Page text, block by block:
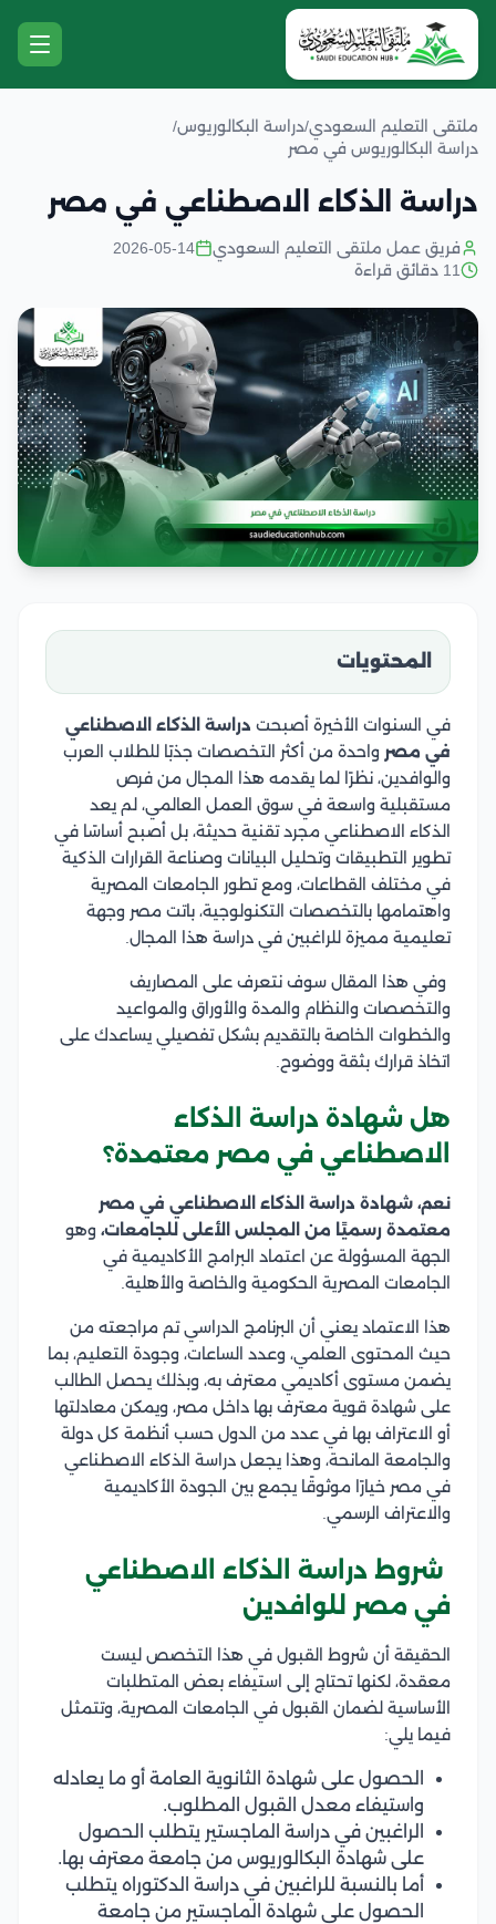
ملتقى التعليم السعودي/دراسة البكالوريوس/
دراسة البكالوريوس في مصر
دراسة الذكاء الاصطناعي في مصر
فريق عمل ملتقى التعليم السعودي
2026-05-14
11 دقائق قراءة
المحتويات
في السنوات الأخيرة أصبحت دراسة الذكاء الاصطناعي
في مصر واحدة من أكثر التخصصات جذبًا للطلاب العرب
والوافدين، نظرًا لما يقدمه هذا المجال من فرص
مستقبلية واسعة في سوق العمل العالمي، لم يعد
الذكاء الاصطناعي مجرد تقنية حديثة، بل أصبح أساسًا في
تطوير التطبيقات وتحليل البيانات وصناعة القرارات الذكية
في مختلف القطاعات، ومع تطور الجامعات المصرية
واهتمامها بالتخصصات التكنولوجية، باتت مصر وجهة
تعليمية مميزة للراغبين في دراسة هذا المجال.
وفي هذا المقال سوف نتعرف على المصاريف
والتخصصات والنظام والمدة والأوراق والمواعيد
والخطوات الخاصة بالتقديم بشكل تفصيلي يساعدك على
اتخاذ قرارك بثقة ووضوح.
هل شهادة دراسة الذكاء
الاصطناعي في مصر معتمدة؟
نعم، شهادة دراسة الذكاء الاصطناعي في مصر
معتمدة رسميًا من المجلس الأعلى للجامعات، وهو
الجهة المسؤولة عن اعتماد البرامج الأكاديمية في
الجامعات المصرية الحكومية والخاصة والأهلية.
هذا الاعتماد يعني أن البرنامج الدراسي تم مراجعته من
حيث المحتوى العلمي، وعدد الساعات، وجودة التعليم، بما
يضمن مستوى أكاديمي معترف به، وبذلك يحصل الطالب
على شهادة قوية معترف بها داخل مصر، ويمكن معادلتها
أو الاعتراف بها في عدد من الدول حسب أنظمة كل دولة
والجامعة المانحة، وهذا يجعل دراسة الذكاء الاصطناعي
في مصر خيارًا موثوقًا يجمع بين الجودة الأكاديمية
والاعتراف الرسمي.
شروط دراسة الذكاء الاصطناعي
في مصر للوافدين
الحقيقة أن شروط القبول في هذا التخصص ليست
معقدة، لكنها تحتاج إلى استيفاء بعض المتطلبات
الأساسية لضمان القبول في الجامعات المصرية، وتتمثل
فيما يلي:
الحصول على شهادة الثانوية العامة أو ما يعادله
واستيفاء معدل القبول المطلوب.
الراغبين في دراسة الماجستير يتطلب الحصول
على شهادة البكالوريوس من جامعة معترف بها.
أما بالنسبة للراغبين في دراسة الدكتوراه يتطلب
الحصول على شهادة الماجستير من جامعة